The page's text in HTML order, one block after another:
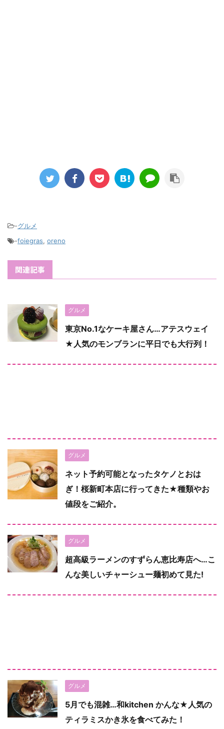
-グルメ
-foiegras, oreno
関連記事
グルメ
東京No.1なケーキ屋さん…アテスウェイ
★人気のモンブランに平日でも大行列！
グルメ
ネット予約可能となったタケノとおは
ぎ！桜新町本店に行ってきた★種類やお
値段をご紹介。
グルメ
超高級ラーメンのすずらん恵比寿店へ…こ
んな美しいチャーシュー麺初めて見た!
グルメ
5月でも混雑…和kitchen かんな★人気の
ティラミスかき氷を食べてみた！